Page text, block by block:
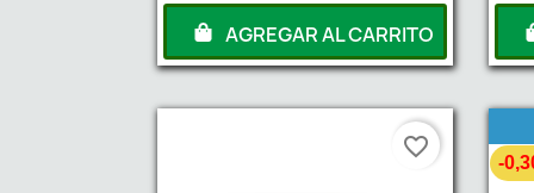
AGREGAR AL CARRITO
favorite_border
-